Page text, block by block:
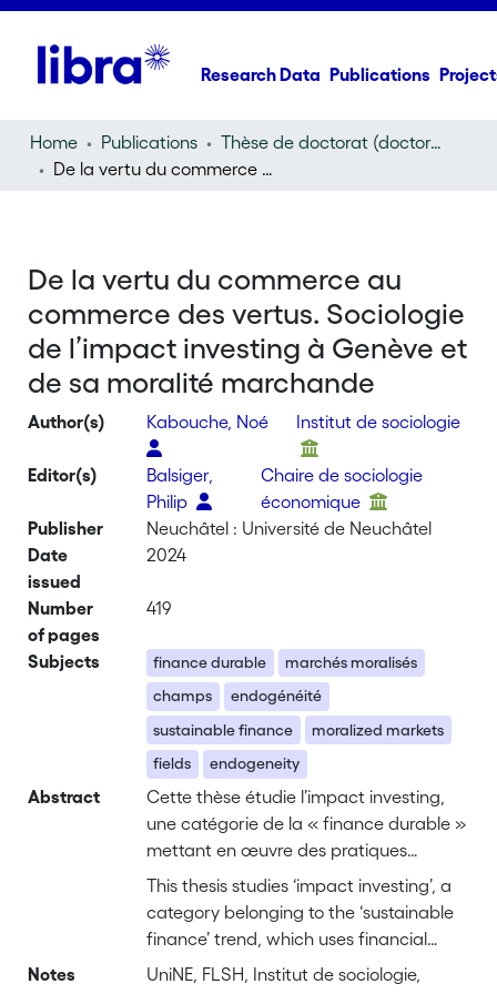
Research Data Publications
Home Publications
Thèse de doctorat (doctoral thesis)
De la vertu du commerce au commerce des vertus. Sociologie de l’impact investing à Genève et de sa moralité marchande
De la vertu du commerce au
commerce des vertus. Sociologie
de l’impact investing à Genève et
de sa moralité marchande
Author(s) Kabouche, Noé Institut de sociologie
Editor(s)
Balsiger,
Philip
Chaire de sociologie
économique
Publisher
Neuchâtel : Université de Neuchâtel
Date
issued
2024
Number
of pages
419
Subjects finance durable
marchés moralisés
champs
endogénéité
sustainable finance
moralized markets
fields
endogeneity
Abstract
Cette thèse étudie l’impact investing,
une catégorie de la « finance durable »
mettant en œuvre des pratiques
financières visant la réalisation
d’impacts environnementaux ou
sociaux positifs, objectivables et
ce travail questionne le paradoxe entre
This thesis studies ‘impact investing’, a
category belonging to the ‘sustainable
finance’ trend, which uses financial
practices aiming to generate both
Notes
UniNE, FLSH, Institut de sociologie,